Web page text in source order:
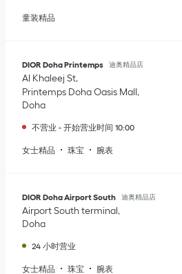
童装精品
DIOR Doha Printemps 迪奥精品店
Al Khaleej St
Printemps Doha Oasis Mall
Doha
不营业 - 开始营业时间 10:00
女士精品 珠宝 腕表
DIOR Doha Airport South 迪奥精品店
Airport South terminal
Doha
24 小时营业
女士精品 珠宝 腕表